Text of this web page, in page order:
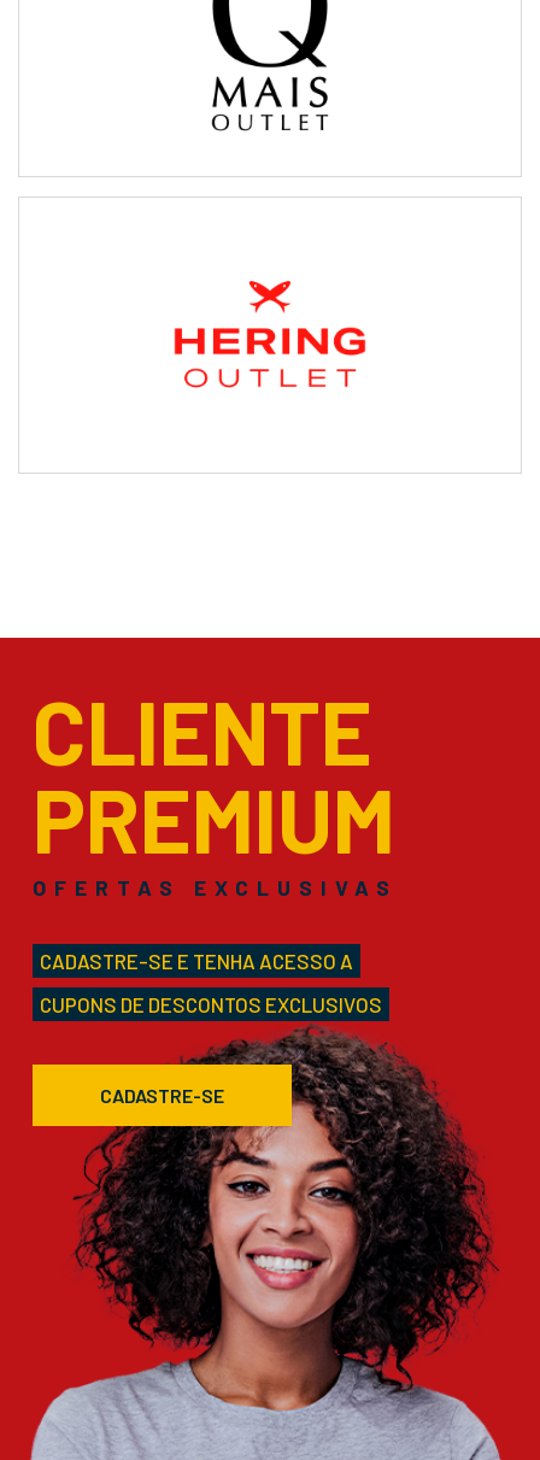
CLIENTE
PREMIUM
OFERTAS EXCLUSIVAS
CADASTRE-SE E TENHA ACESSO A
CUPONS DE DESCONTOS EXCLUSIVOS
CADASTRE-SE